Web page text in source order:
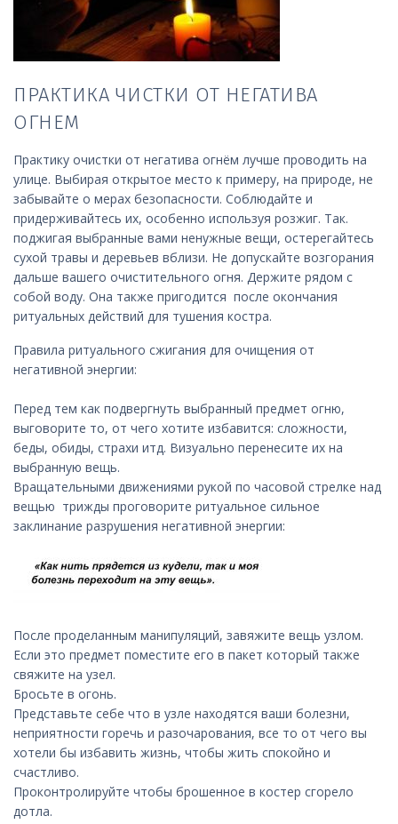
ПРАКТИКА ЧИСТКИ ОТ НЕГАТИВА
ОГНЕМ
Практику очистки от негатива огнём лучше проводить на
улице. Выбирая открытое место к примеру, на природе, не
забывайте о мерах безопасности. Соблюдайте и
придерживайтесь их, особенно используя розжиг. Так.
поджигая выбранные вами ненужные вещи, остерегайтесь
сухой травы и деревьев вблизи. Не допускайте возгорания
дальше вашего очистительного огня. Держите рядом с
собой воду. Она также пригодится после окончания
ритуальных действий для тушения костра.
Правила ритуального сжигания для очищения от
негативной энергии:
Перед тем как подвергнуть выбранный предмет огню,
выговорите то, от чего хотите избавится: сложности,
беды, обиды, страхи итд. Визуально перенесите их на
выбранную вещь.
Вращательными движениями рукой по часовой стрелке над
вещью трижды проговорите ритуальное сильное
заклинание разрушения негативной энергии:
После проделанным манипуляций, завяжите вещь узлом.
Если это предмет поместите его в пакет который также
свяжите на узел.
Бросьте в огонь.
Представьте себе что в узле находятся ваши болезни,
неприятности горечь и разочарования, все то от чего вы
хотели бы избавить жизнь, чтобы жить спокойно и
счастливо.
Проконтролируйте чтобы брошенное в костер сгорело
дотла.